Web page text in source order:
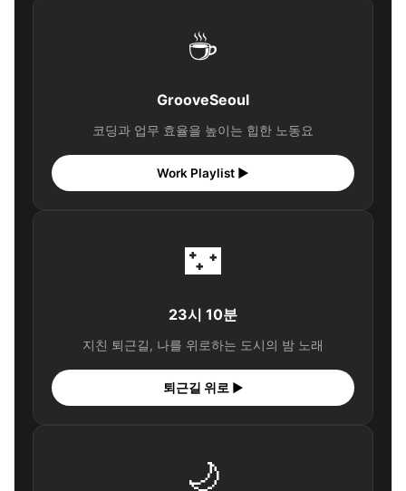
☕
GrooveSeoul
코딩과 업무 효율을 높이는 힙한 노동요
Work Playlist ▶
🌃
23시 10분
지친 퇴근길, 나를 위로하는 도시의 밤 노래
퇴근길 위로 ▶
🌙